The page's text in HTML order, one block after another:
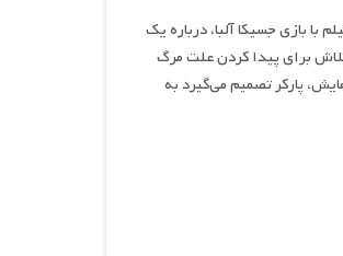
مولی سوریا می باشد. فیلم با بازی جسیکا آلبا، درباره یک
برای پیدا کردن علت مرگ
پارکر تصمیم می‌گیرد به